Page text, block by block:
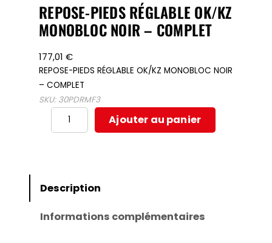
REPOSE-PIEDS RÉGLABLE OK/KZ
MONOBLOC NOIR – COMPLET
177,01€
REPOSE-PIEDS RÉGLABLE OK/KZ MONOBLOC NOIR
– COMPLET
SKU: 30PDRMF3
quantité
de
RÉGLABLE
MONOBLOC
Ajouter au panier
Description
Informations complémentaires